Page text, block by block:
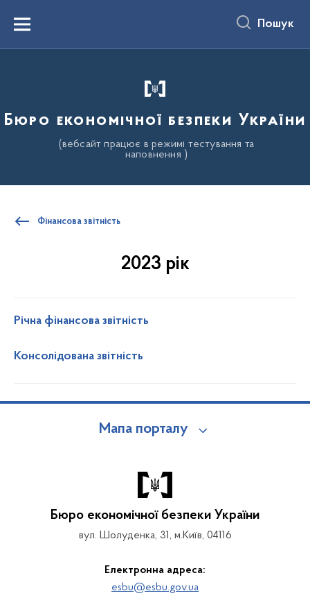
вмістуMenu Пошук
Бюро економічної безпеки України
(вебсайт працює в режимі тестування та
наповнення )
Фінансова звітність
2023 рік
Річна фінансова звітність
Консолідована звітність
Мапа порталу
Бюро економічної безпеки України
вул. Шолуденка, 31, м.Київ, 04116
Електронна адреса:
esbu@esbu.gov.ua